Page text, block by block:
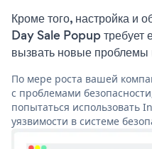
Кроме того, настройка
Day Sale Popup
вызвать новые
По мере роста вашей
с проблемами
попытаться использовать
уязвимости в системе